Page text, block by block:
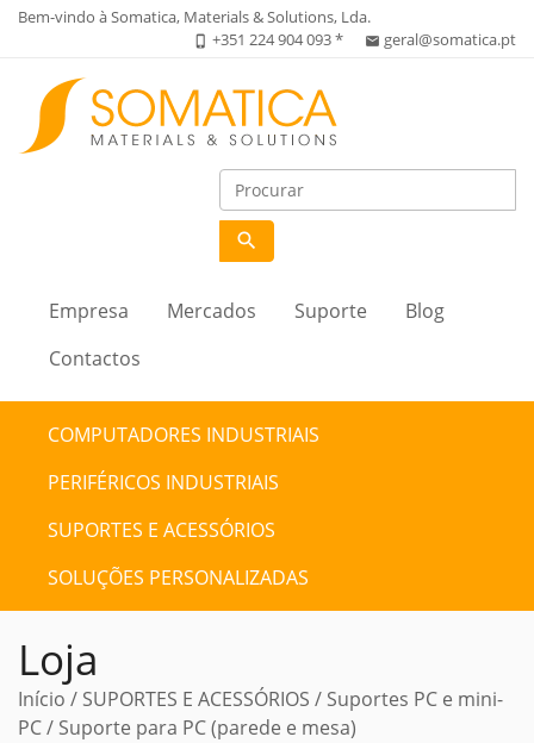
Bem-vindo à Somatica, Materials & Solutions, Lda.
phone_iphone +351 224 904 093 * email geral@somatica.pt
search
Empresa Mercados Suporte
Blog
Contactos
COMPUTADORES INDUSTRIAIS
PERIFÉRICOS INDUSTRIAIS
SUPORTES E ACESSÓRIOS
SOLUÇÕES PERSONALIZADAS
Loja
Início / SUPORTES E ACESSÓRIOS / Suportes PC e mini-
PC/ Suporte para PC (parede e mesa)